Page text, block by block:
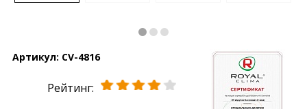
Артикул: CV-4816
Рейтинг: